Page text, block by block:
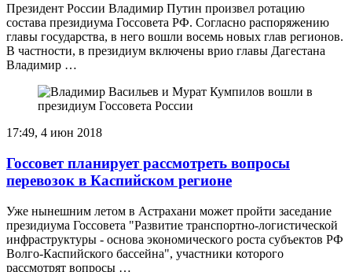
Президент России Владимир Путин произвел ротацию
состава президиума Госсовета РФ. Согласно распоряжению
главы государства, в него вошли восемь новых глав регионов.
В частности, в президиум включены врио главы Дагестана
Владимир …
17:49, 4 июн 2018
Госсовет планирует рассмотреть вопросы
перевозок в Каспийском регионе
Уже нынешним летом в Астрахани может пройти заседание
президиума Госсовета "Развитие транспортно-логистической
инфраструктуры - основа экономического роста субъектов РФ
Волго-Каспийского бассейна", участники которого
рассмотрят вопросы …